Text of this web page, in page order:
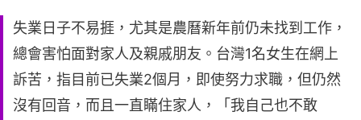
失業日子不易捱，尤其是農曆新年前仍未找到工作，
總會害怕面對家人及親戚朋友。台灣1名女生在網上
訴苦，指目前已失業2個月，即使努力求職，但仍然
沒有回音，而且一直瞞住家人，「我自己也不敢